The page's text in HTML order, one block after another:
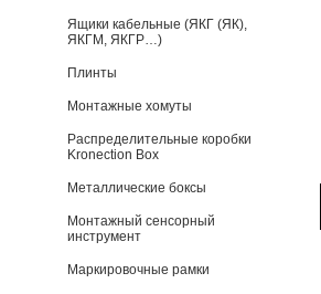
Ящики кабельные (ЯКГ (ЯК),
ЯКГМ, ЯКГР…)
Плинты
Монтажные хомуты
Распределительные коробки
Kronection Box
Металлические боксы
Монтажный сенсорный
инструмент
Маркировочные рамки